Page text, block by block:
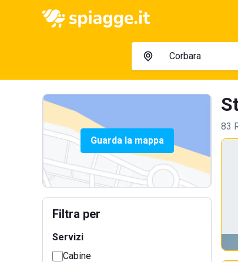
Guarda la mappa
Filtra per
Servizi
Cabine
83